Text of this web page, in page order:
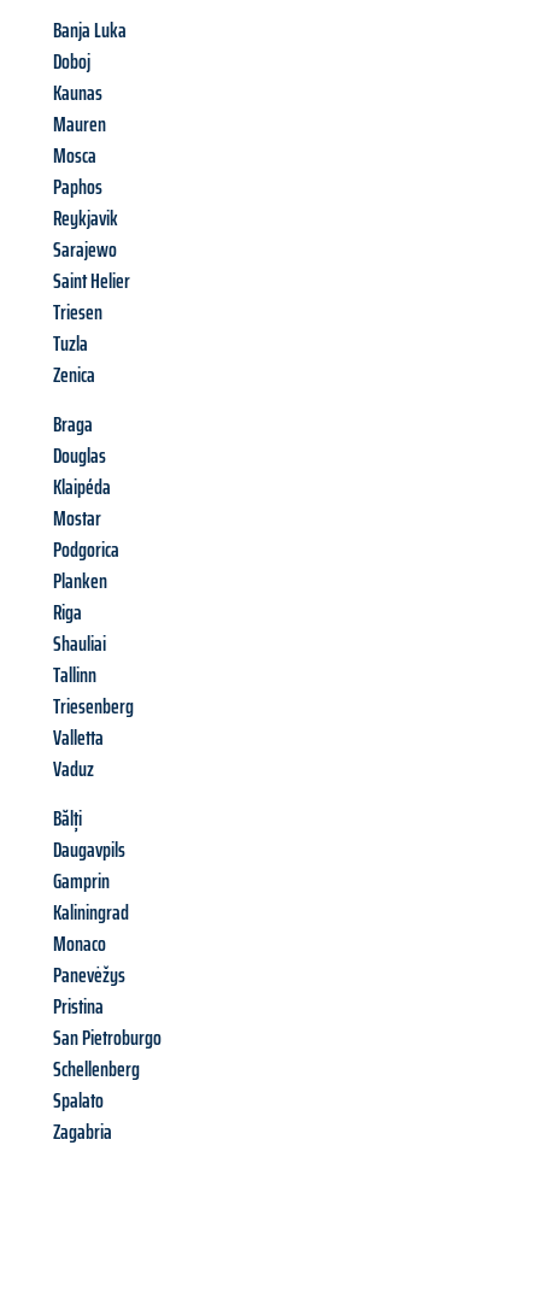
Banja Luka
Doboj
Kaunas
Mauren
Mosca
Paphos
Reykjavik
Sarajewo
Saint Helier
Triesen
Tuzla
Zenica
Braga
Douglas
Klaipéda
Mostar
Podgorica
Planken
Riga
Shauliai
Tallinn
Triesenberg
Valletta
Vaduz
Bălți
Daugavpils
Gamprin
Kaliningrad
Monaco
Panevėžys
Pristina
San Pietroburgo
Schellenberg
Spalato
Zagabria